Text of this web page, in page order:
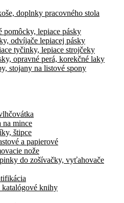
doplnky pracovného stola
pomôcky, lepiace pásky
odvíjače lepiacej pásky
tyčinky, lepiace strojčeky
opravné perá, korekčné laky
stojany na listové spony
na mince
štipce
a papierové
nože
do zošívačky, vyťahovače
katalógové knihy